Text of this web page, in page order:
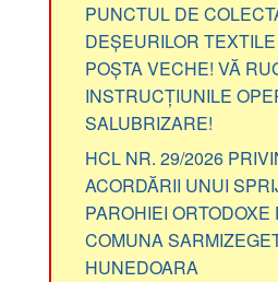
PUNCTUL DE
DEȘEURILOR
POȘTA VECHE! VĂ
INSTRUCȚIUNILE
SALUBRIZARE!
HCL NR. 29/2026
ACORDĂRII UNUI
PAROHIEI
COMUNA
HUNEDOARA